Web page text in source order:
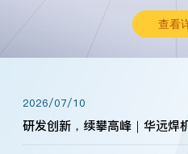
查看
2026/07/10
研发创新，续攀高峰｜华远焊